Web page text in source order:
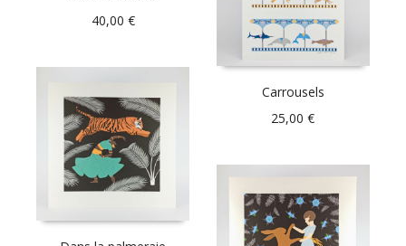
40,00 €
Carrousels
25,00€